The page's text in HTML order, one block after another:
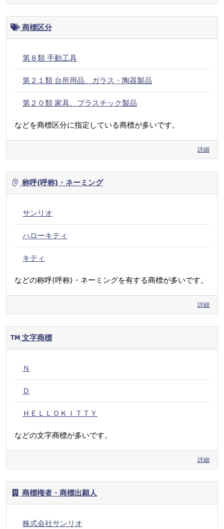
商標区分
第８類 手動工具
第２１類 台所用品、ガラス・陶器製品
第２０類 家具、プラスチック製品
などを商標区分に指定している商標が多いです。
詳細
称呼(呼称)・ネーミング
サンリオ
ハローキティ
キティ
などの称呼(呼称)・ネーミングを有する商標が多いです。
詳細
文字商標
Ｎ
Ｄ
ＨＥＬＬＯＫＩＴＴＹ
などの文字商標が多いです。
詳細
商標権者・商標出願人
株式会社サンリオ